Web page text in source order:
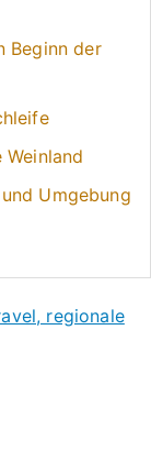
Beginn der
Weinland
Umgebung
regionale